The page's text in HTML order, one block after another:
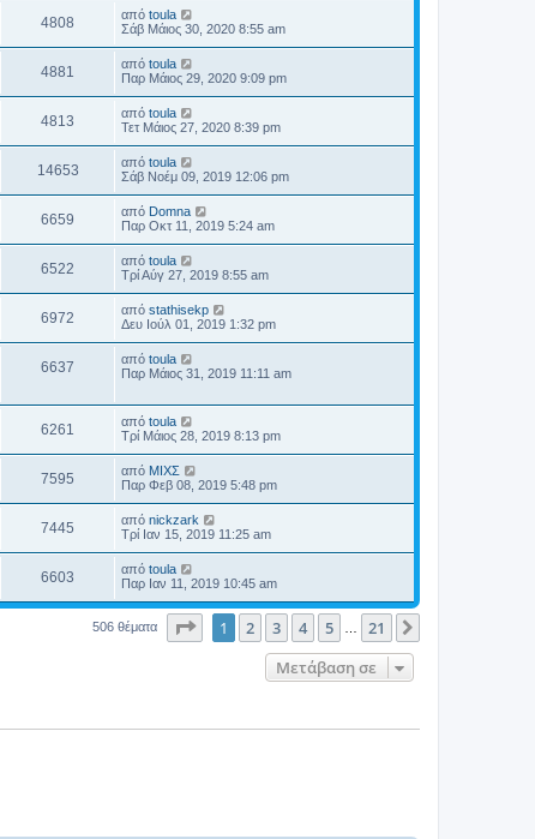
4808 από toula
Σάβ Μάιος 30, 2020 8:55 am
4881 από toula
Παρ Μάιος 29, 2020 9:09 pm
4813 από toula
Τετ Μάιος 27, 2020 8:39 pm
14653 από toula
Σάβ Νοέμ 09, 2019 12:06 pm
6659 από Domna
Παρ Οκτ 11, 2019 5:24 am
6522 από toula
Τρί Αύγ 27, 2019 8:55 am
6972 από stathisekp
Δευ Ιούλ 01, 2019 1:32 pm
6637 από toula
Παρ Μάιος 31, 2019 11:11 am
6261 από toula
Τρί Μάιος 28, 2019 8:13 pm
7595 από ΜΙΧΣ
Παρ Φεβ 08, 2019 5:48 pm
7445 από nickzark
Τρί Ιαν 15, 2019 11:25 am
6603 από toula
Παρ Ιαν 11, 2019 10:45 am
506 θέματα Σελίδα1 από 21
1 2 3 4 5 21
Μετάβαση σε